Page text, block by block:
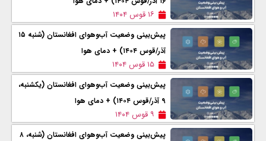
۱۶ قوس ۱۴۰۴
پیش‌بینی وضعیت آب‌وهوای افغانستان (شنبه ۱۵
آذر/قوس ۱۴۰۴) + دمای هوا
۱۵ قوس ۱۴۰۴
پیش‌بینی وضعیت آب‌وهوای افغانستان (یکشنبه،
۹ آذر/قوس ۱۴۰۴) + دمای هوا
۹ قوس ۱۴۰۴
پیش‌بینی وضعیت آب‌وهوای افغانستان (شنبه، ۸